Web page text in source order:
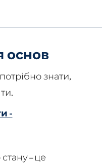
основ
знати,
-
– це